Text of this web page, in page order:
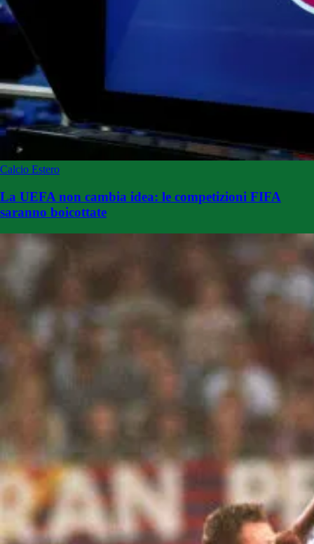
Calcio Estero
La UEFA non cambia idea: le competizioni FIFA
saranno boicottate